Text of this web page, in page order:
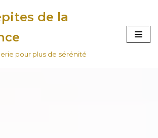
de la
pour plus de sérénité